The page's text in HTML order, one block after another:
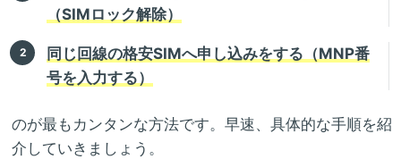
（SIMロック解除）
同じ回線の格安SIMへ申し込みをする（MNP番
号を入力する）
のが最もカンタンな方法です。早速、具体的な手順を紹
介していきましょう。